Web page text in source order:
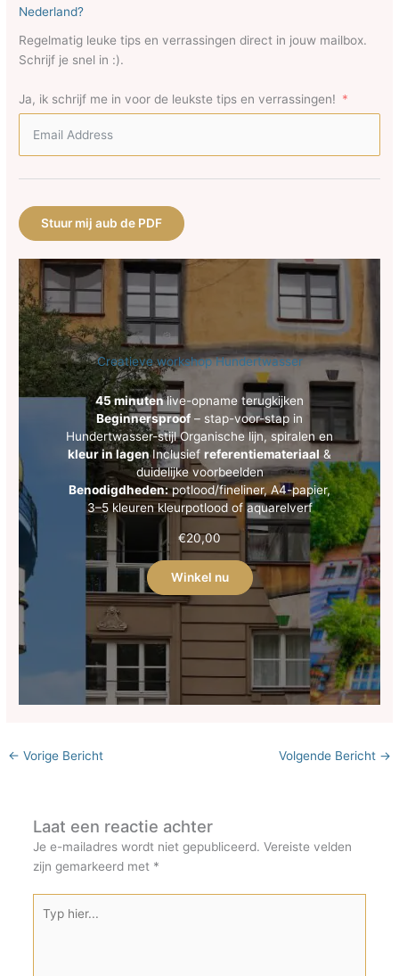
Nederland?
Regelmatig leuke tips en verrassingen direct in jouw mailbox.
Schrijf je snel in :).
Ja, ik schrijf me in voor de leukste tips en verrassingen!
Stuur mij aub de PDF
Creatieve workshop Hundertwasser
45 minutenlive-opname terugkijken
Beginnersproof – stap-voor-stap in
Hundertwasser-stijl Organische lijn, spiralen en
kleur in lagenInclusief referentiemateriaal&
duidelijke voorbeelden
Benodigdheden:potlood/fineliner, A4-papier,
3–5 kleuren kleurpotlood of aquarelverf
€20,00
Winkel nu
← Vorige Bericht Volgende Bericht →
Laat een reactie achter
Je e-mailadres wordt niet gepubliceerd. Vereiste velden
zijn gemarkeerd met *
hier...